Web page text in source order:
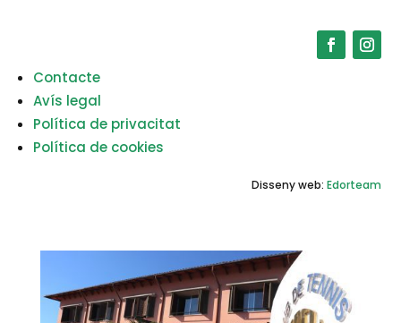
Contacte
Avís legal
Política de privacitat
Política de cookies
Disseny web: Edorteam